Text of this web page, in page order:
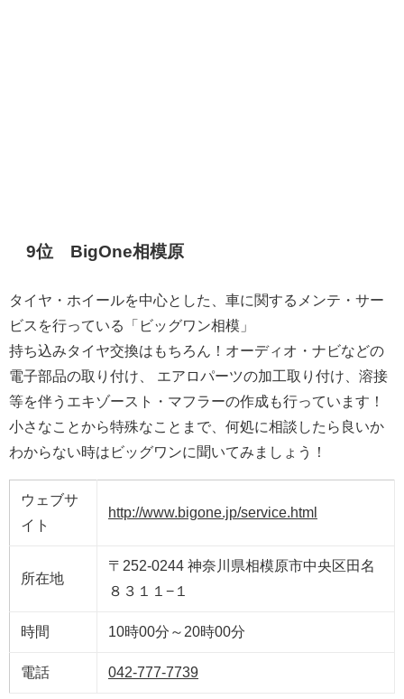
9位 BigOne相模原
タイヤ・ホイールを中心とした、車に関するメンテ・サー
ビスを行っている「ビッグワン相模」
持ち込みタイヤ交換はもちろん！オーディオ・ナビなどの
電子部品の取り付け、 エアロパーツの加工取り付け、溶接
等を伴うエキゾースト・マフラーの作成も行っています！
小さなことから特殊なことまで、何処に相談したら良いか
わからない時はビッグワンに聞いてみましょう！
ウェブサ
イト
http://www.bigone.jp/service.html
所在地
〒252-0244 神奈川県相模原市中央区田名
８３１１−１
時間 10時00分～20時00分
電話 042-777-7739